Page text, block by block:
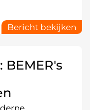
Bericht bekijken